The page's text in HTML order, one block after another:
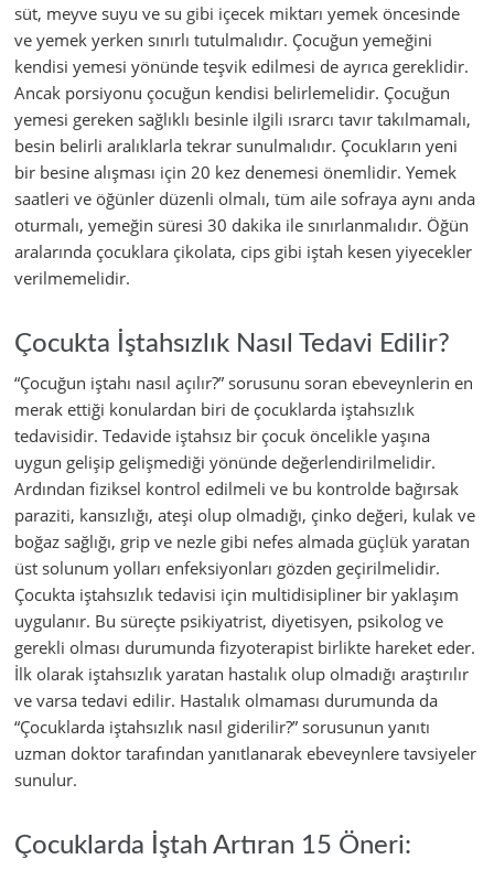
süt, meyve suyu ve su gibi içecek miktarı yemek öncesinde
ve yemek yerken sınırlı tutulmalıdır. Çocuğun yemeğini
kendisi yemesi yönünde teşvik edilmesi de ayrıca gereklidir.
Ancak porsiyonu çocuğun kendisi belirlemelidir. Çocuğun
yemesi gereken sağlıklı besinle ilgili ısrarcı tavır takılmamalı,
besin belirli aralıklarla tekrar sunulmalıdır. Çocukların yeni
bir besine alışması için 20 kez denemesi önemlidir. Yemek
saatleri ve öğünler düzenli olmalı, tüm aile sofraya aynı anda
oturmalı, yemeğin süresi 30 dakika ile sınırlanmalıdır. Öğün
aralarında çocuklara çikolata, cips gibi iştah kesen yiyecekler
verilmemelidir.
Çocukta İştahsızlık Nasıl Tedavi Edilir?
“Çocuğun iştahı nasıl açılır?” sorusunu soran ebeveynlerin en
merak ettiği konulardan biri de çocuklarda iştahsızlık
tedavisidir. Tedavide iştahsız bir çocuk öncelikle yaşına
uygun gelişip gelişmediği yönünde değerlendirilmelidir.
Ardından fiziksel kontrol edilmeli ve bu kontrolde bağırsak
paraziti, kansızlığı, ateşi olup olmadığı, çinko değeri, kulak ve
boğaz sağlığı, grip ve nezle gibi nefes almada güçlük yaratan
üst solunum yolları enfeksiyonları gözden geçirilmelidir.
Çocukta iştahsızlık tedavisi için multidisipliner bir yaklaşım
uygulanır. Bu süreçte psikiyatrist, diyetisyen, psikolog ve
gerekli olması durumunda fizyoterapist birlikte hareket eder.
İlk olarak iştahsızlık yaratan hastalık olup olmadığı araştırılır
ve varsa tedavi edilir. Hastalık olmaması durumunda da
“Çocuklarda iştahsızlık nasıl giderilir?” sorusunun yanıtı
uzman doktor tarafından yanıtlanarak ebeveynlere tavsiyeler
sunulur.
Çocuklarda İştah Artıran 15 Öneri: